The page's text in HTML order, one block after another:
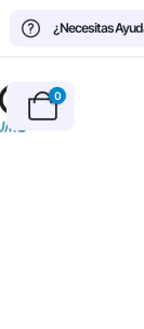
¿Necesitas
0